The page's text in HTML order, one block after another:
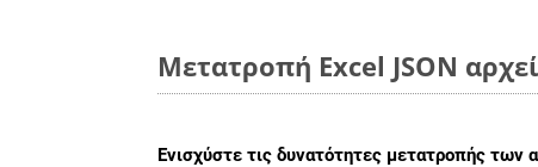
Μετατροπή Excel JSON
Ενισχύστε τις δυνατότητες μετατροπής των